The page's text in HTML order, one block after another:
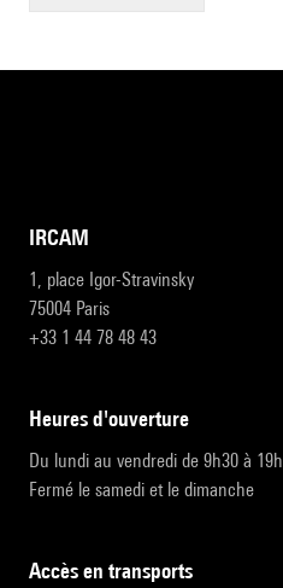
IRCAM
1, place Igor-Stravinsky
75004 Paris
+33 1 44 78 48 43
heures d'ouverture
Du lundi au vendredi de 9h30 à 19h
Fermé le samedi et le dimanche
accès en transports